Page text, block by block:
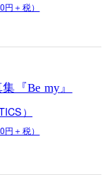
＋税）
『Be my』
）
＋税）